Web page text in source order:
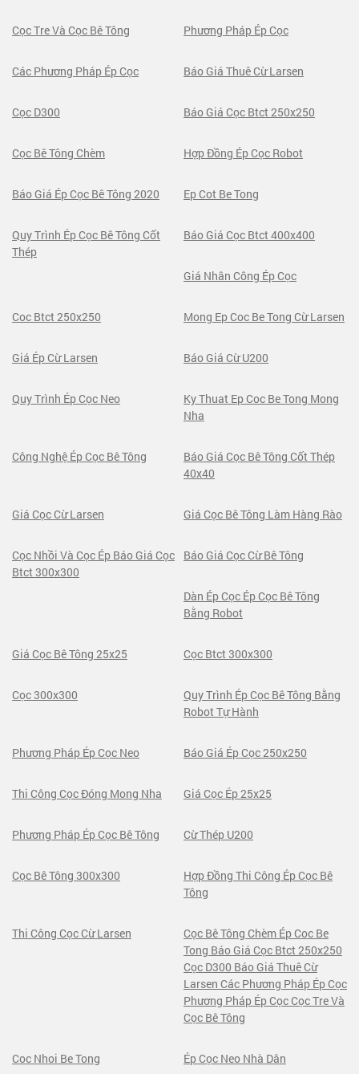
Cọc Tre Và Cọc Bê Tông Phương Pháp Ép Cọc
Các Phương Pháp Ép Cọc Báo Giá Thuê Cừ Larsen
Cọc D300 Báo Giá Cọc Btct 250x250
Cọc Bê Tông Chèm Hợp Đồng Ép Cọc Robot
Báo Giá Ép Cọc Bê Tông 2020 Ep Cot Be Tong
Quy Trình Ép Cọc Bê Tông Cốt
Thép
Báo Giá Cọc Btct 400x400
Giá Nhân Công Ép Cọc
Coc Btct 250x250 Mong Ep Coc Be Tong Cừ Larsen
Giá Ép Cừ Larsen Báo Giá Cừ U200
Quy Trình Ép Cọc Neo
Ky Thuat Ep Coc Be Tong Mong
Nha
Công Nghệ Ép Cọc Bê Tông
Báo Giá Cọc Bê Tông Cốt Thép
40x40
Giá Cọc Cừ Larsen Giá Cọc Bê Tông Làm Hàng Rào
Cọc Nhồi Và Cọc Ép Báo Giá Cọc
Btct 300x300
Báo Giá Cọc Cừ Bê Tông
Dàn Ép Cọc Ép Cọc Bê Tông
Bằng Robot
Giá Cọc Bê Tông 25x25 Cọc Btct 300x300
Cọc 300x300
Quy Trình Ép Cọc Bê Tông Bằng
Robot Tự Hành
Phương Pháp Ép Cọc Neo Báo Giá Ép Cọc 250x250
Thi Công Cọc Đóng Mong Nha Giá Cọc Ép 25x25
Phương Pháp Ép Cọc Bê Tông Cừ Thép U200
Cọc Bê Tông 300x300
Hợp Đồng Thi Công Ép Cọc Bê
Tông
Thi Công Cọc Cừ Larsen
Cọc Bê Tông Chèm Ép Coc Be
Tong Báo Giá Cọc Btct 250x250
Cọc D300 Báo Giá Thuê Cừ
Larsen Các Phương Pháp Ép Cọc
Phương Pháp Ép Cọc Cọc Tre Và
Cọc Bê Tông
Coc Nhoi Be Tong Ép Cọc Neo Nhà Dân